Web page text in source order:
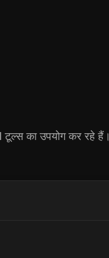
टूल्स का उपयोग कर रहे हैं।